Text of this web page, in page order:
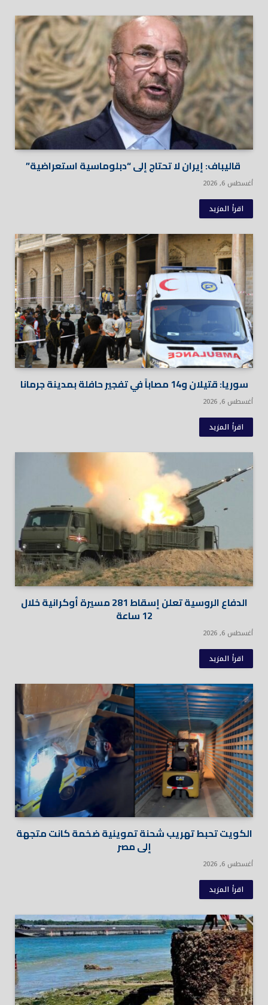
قاليباف: إيران لا تحتاج إلى “دبلوماسية استعراضية”
أغسطس 6, 2026
اقرأ المزيد
سوريا: قتيلان و14 مصاباً في تفجير حافلة بمدينة جرمانا
أغسطس 6, 2026
اقرأ المزيد
الدفاع الروسية تعلن إسقاط 281 مسيرة أوكرانية خلال
12 ساعة
أغسطس 6, 2026
اقرأ المزيد
الكويت تحبط تهريب شحنة تموينية ضخمة كانت متجهة
إلى مصر
أغسطس 6, 2026
اقرأ المزيد